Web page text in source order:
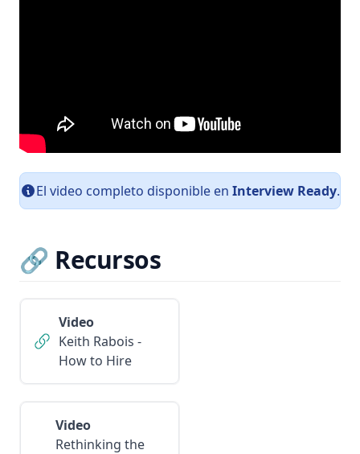
El video completo disponible en Interview Ready.
🔗 Recursos
Video
Keith Rabois -
How to Hire
Video
Rethinking the